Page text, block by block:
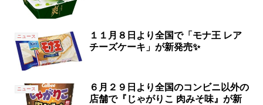
ニュース
１１月８日より全国で「モナ王 レア
チーズケーキ」が新発売✨
ニュース
６月２９日より全国のコンビニ以外の
店舗で『じゃがりこ 肉みそ味』が新